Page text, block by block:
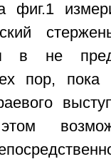
фиг.1
в не
пор, пока